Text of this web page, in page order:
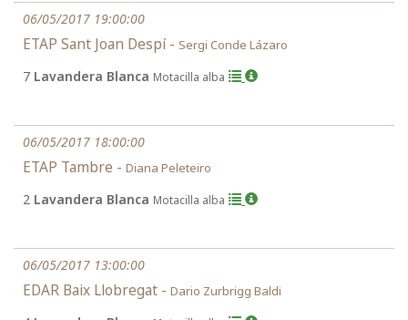
06/05/2017 19:00:00
ETAP Sant Joan Despí - Sergi Conde Lázaro
7 Lavandera Blanca Motacilla alba
06/05/2017 18:00:00
ETAP Tambre - Diana Peleteiro
2 Lavandera Blanca Motacilla alba
06/05/2017 13:00:00
EDAR Baix Llobregat - Dario Zurbrigg Baldi